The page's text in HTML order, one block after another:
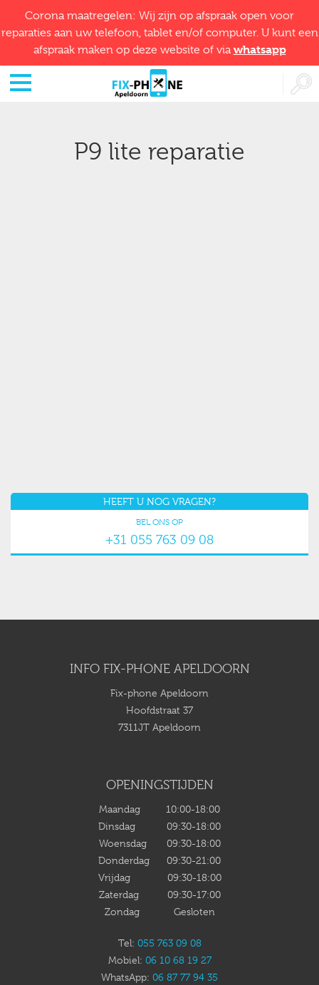
Corona maatregelen: Wij zijn op afspraak open voor
reparaties aan uw telefoon, tablet en/of computer. U kunt een
afspraak maken op deze website of viawhatsapp
P9 lite reparatie
HEEFT U NOG VRAGEN?
BEL ONS OP
+31 055 763 09 08
INFO FIX-PHONE APELDOORN
Fix-phone Apeldoorn
Hoofdstraat 37
7311JT Apeldoorn
OPENINGSTIJDEN
Maandag 10:00-18:00
Dinsdag 09:30-18:00
Woensdag 09:30-18:00
Donderdag 09:30-21:00
Vrijdag 09:30-18:00
Zaterdag 09:30-17:00
Zondag Gesloten
Tel: 055 763 09 08
Mobiel: 06 10 68 19 27
WhatsApp: 06 87 77 94 35